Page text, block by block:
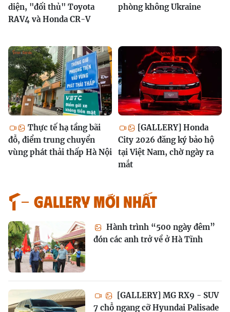
diện, "đối thủ" Toyota
RAV4 và Honda CR-V
phòng không Ukraine
Thực tế hạ tầng bãi
đỗ, điểm trung chuyển
vùng phát thải thấp Hà Nội
[GALLERY] Honda
City 2026 đăng ký bảo hộ
tại Việt Nam, chờ ngày ra
mắt
GALLERY MỚI NHẤT
Hành trình “500 ngày đêm”
đón các anh trở về ở Hà Tĩnh
[GALLERY] MG RX9 - SUV
7 chỗ ngang cỡ Hyundai Palisade